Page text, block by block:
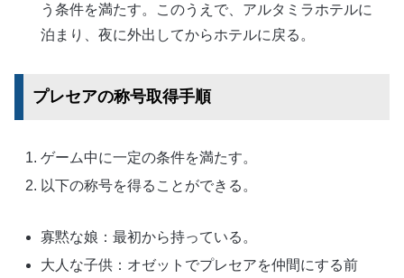
う条件を満たす。このうえで、アルタミラホテルに
泊まり、夜に外出してからホテルに戻る。
プレセアの称号取得手順
ゲーム中に一定の条件を満たす。
以下の称号を得ることができる。
寡黙な娘：最初から持っている。
大人な子供：オゼットでプレセアを仲間にする前